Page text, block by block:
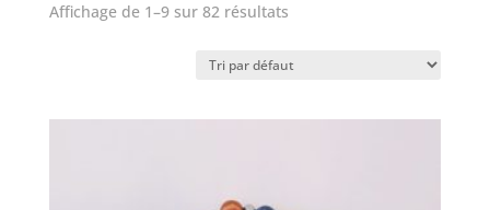
Affichage de 1–9 sur 82 résultats